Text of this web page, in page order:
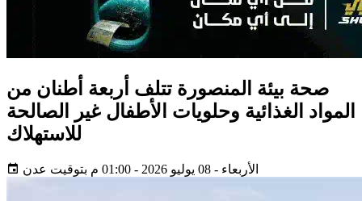
صحة بيئة المنصورة تتلف أربعة أطنان من
المواد الغذائية وحلويات الأطفال غير الصالحة
للاستهلاك
الأربعاء - 08 يوليو 2026 - 01:00 م بتوقيت عدن